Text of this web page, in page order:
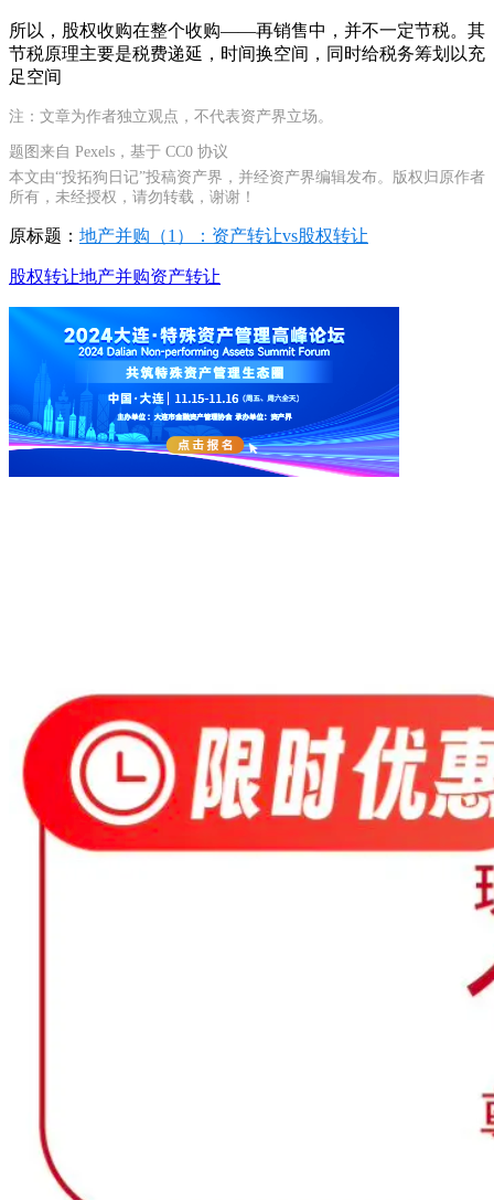
所以，股权收购在整个收购——再销售中，并不一定节税。其
节税原理主要是税费递延，时间换空间，同时给税务筹划以充
足空间
注：文章为作者独立观点，不代表资产界立场。
题图来自 Pexels，基于 CC0 协议
本文由“投拓狗日记”投稿资产界，并经资产界编辑发布。版权归原作者
所有，未经授权，请勿转载，谢谢！
原标题： 地产并购（1）：资产转让vs股权转让
股权转让地产并购资产转让